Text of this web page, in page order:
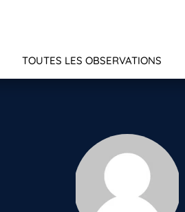
TOUTES LES OBSERVATIONS